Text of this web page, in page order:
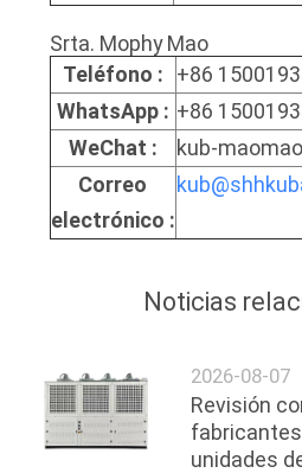
Srta. Mophy Mao
Teléfono :
+86
WhatsApp : +86
WeChat :
kub-maomao
Correo
electrónico :
Noticias
2026-08-07
Revisión
unidades